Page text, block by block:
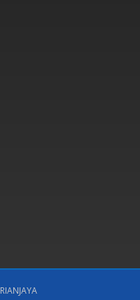
RIANJAYA